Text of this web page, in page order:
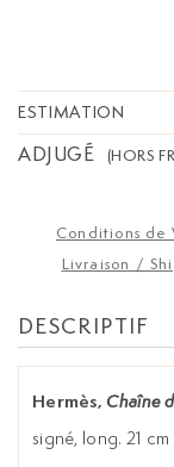
ESTIMATION
ADJUGÉ (HORS
Conditions de
Livraison /
DESCRIPTIF
Hermès,Chaîne
signé, long. 21 cm